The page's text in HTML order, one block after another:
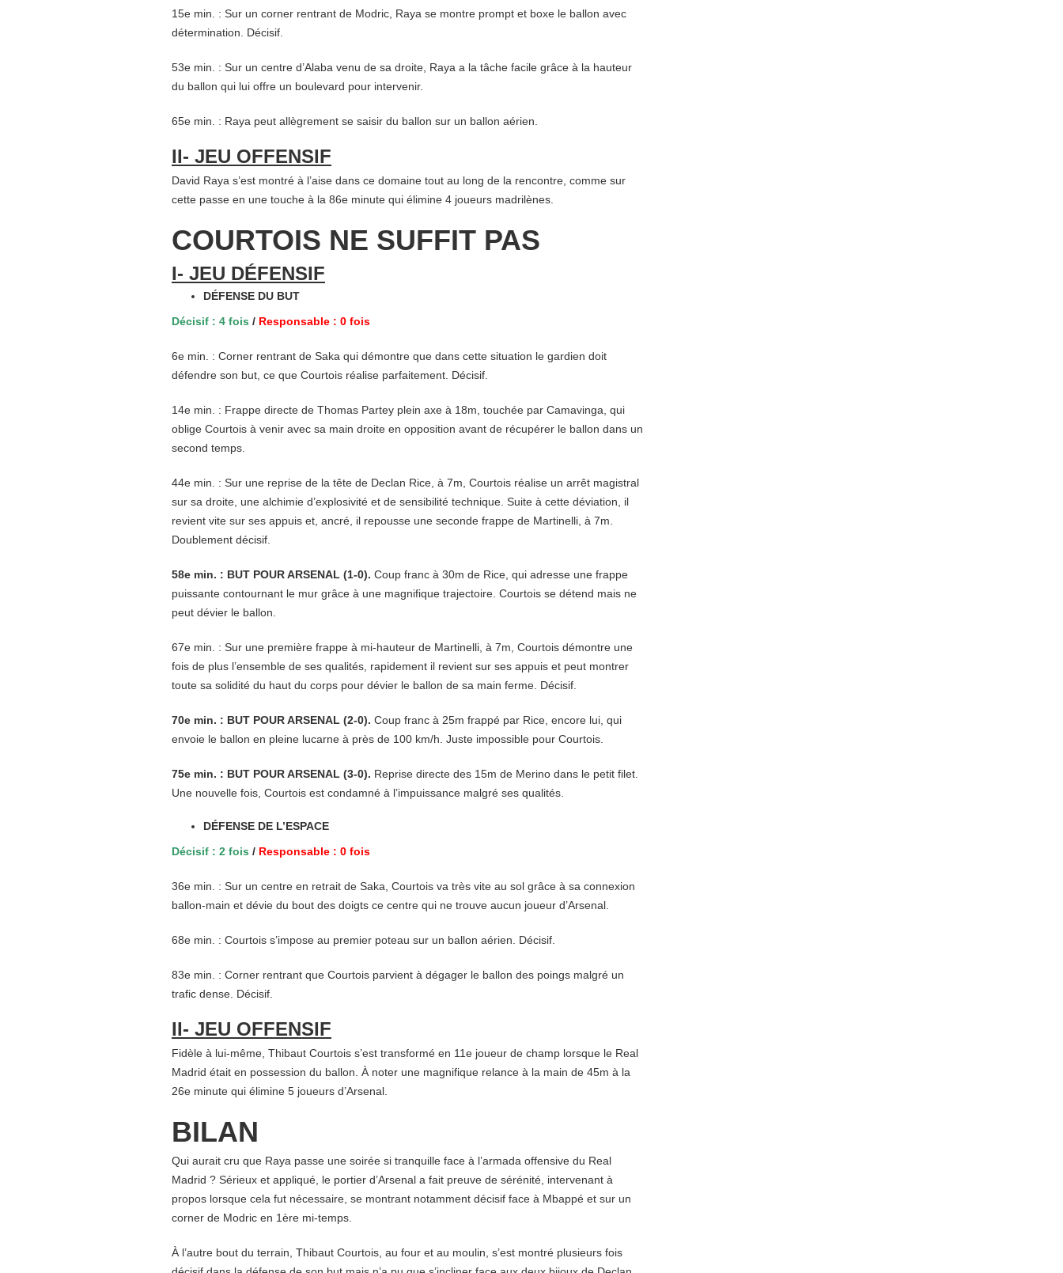
15e min. : Sur un corner rentrant de Modric, Raya se montre prompt et boxe le ballon avec
détermination. Décisif.
53e min. : Sur un centre d’Alaba venu de sa droite, Raya a la tâche facile grâce à la hauteur
du ballon qui lui offre un boulevard pour intervenir.
65e min. : Raya peut allègrement se saisir du ballon sur un ballon aérien.
II- JEU OFFENSIF
David Raya s’est montré à l’aise dans ce domaine tout au long de la rencontre, comme sur
cette passe en une touche à la 86e minute qui élimine 4 joueurs madrilènes.
COURTOIS NE SUFFIT PAS
I- JEU DÉFENSIF
DÉFENSE DU BUT
Décisif : 4 fois / Responsable : 0 fois
6e min. : Corner rentrant de Saka qui démontre que dans cette situation le gardien doit
défendre son but, ce que Courtois réalise parfaitement. Décisif.
14e min. : Frappe directe de Thomas Partey plein axe à 18m, touchée par Camavinga, qui
oblige Courtois à venir avec sa main droite en opposition avant de récupérer le ballon dans un
second temps.
44e min. : Sur une reprise de la tête de Declan Rice, à 7m, Courtois réalise un arrêt magistral
sur sa droite, une alchimie d’explosivité et de sensibilité technique. Suite à cette déviation, il
revient vite sur ses appuis et, ancré, il repousse une seconde frappe de Martinelli, à 7m.
Doublement décisif.
58e min. : BUT POUR ARSENAL (1-0). Coup franc à 30m de Rice, qui adresse une frappe
puissante contournant le mur grâce à une magnifique trajectoire. Courtois se détend mais ne
peut dévier le ballon.
67e min. : Sur une première frappe à mi-hauteur de Martinelli, à 7m, Courtois démontre une
fois de plus l’ensemble de ses qualités, rapidement il revient sur ses appuis et peut montrer
toute sa solidité du haut du corps pour dévier le ballon de sa main ferme. Décisif.
70e min. : BUT POUR ARSENAL (2-0). Coup franc à 25m frappé par Rice, encore lui, qui
envoie le ballon en pleine lucarne à près de 100 km/h. Juste impossible pour Courtois.
75e min. : BUT POUR ARSENAL (3-0). Reprise directe des 15m de Merino dans le petit filet.
Une nouvelle fois, Courtois est condamné à l’impuissance malgré ses qualités.
DÉFENSE DE L’ESPACE
Décisif : 2 fois / Responsable : 0 fois
36e min. : Sur un centre en retrait de Saka, Courtois va très vite au sol grâce à sa connexion
ballon-main et dévie du bout des doigts ce centre qui ne trouve aucun joueur d’Arsenal.
68e min. : Courtois s’impose au premier poteau sur un ballon aérien. Décisif.
83e min. : Corner rentrant que Courtois parvient à dégager le ballon des poings malgré un
trafic dense. Décisif.
II- JEU OFFENSIF
Fidèle à lui-même, Thibaut Courtois s’est transformé en 11e joueur de champ lorsque le Real
Madrid était en possession du ballon. À noter une magnifique relance à la main de 45m à la
26e minute qui élimine 5 joueurs d’Arsenal.
BILAN
Qui aurait cru que Raya passe une soirée si tranquille face à l’armada offensive du Real
Madrid ? Sérieux et appliqué, le portier d’Arsenal a fait preuve de sérénité, intervenant à
propos lorsque cela fut nécessaire, se montrant notamment décisif face à Mbappé et sur un
corner de Modric en 1ère mi-temps.
À l’autre bout du terrain, Thibaut Courtois, au four et au moulin, s’est montré plusieurs fois